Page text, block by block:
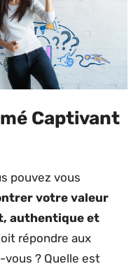
Captivant
pouvez vous
votre valeur
authentique et
répondre aux
? Quelle est